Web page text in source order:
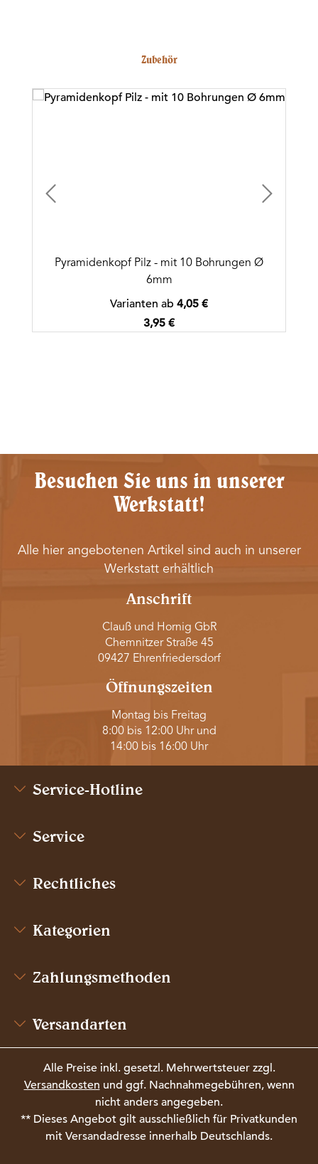
Produktgalerie überspringen
Zubehör
Pyramidenkopf Pilz - mit 10 Bohrungen Ø
6mm
Varianten ab 4,05 €
Regulärer Preis:
3,95 €
Besuchen Sie uns in unserer
Werkstatt!
Alle hier angebotenen Artikel sind auch in unserer
Werkstatt erhältlich
Anschrift
Clauß und Hornig GbR
Chemnitzer Straße 45
09427 Ehrenfriedersdorf
Öffnungszeiten
Montag bis Freitag
8:00 bis 12:00 Uhr und
14:00 bis 16:00 Uhr
Service-Hotline
Service
Rechtliches
Kategorien
Zahlungsmethoden
Versandarten
Alle Preise inkl. gesetzl. Mehrwertsteuer zzgl.
Versandkosten und ggf. Nachnahmegebühren, wenn
nicht anders angegeben.
** Dieses Angebot gilt ausschließlich für Privatkunden
mit Versandadresse innerhalb Deutschlands.